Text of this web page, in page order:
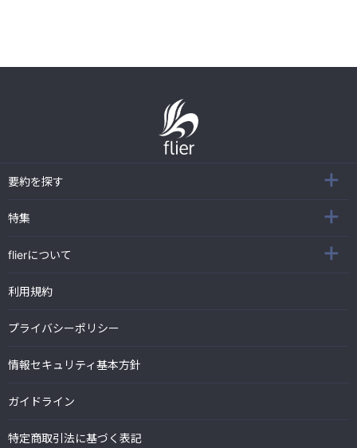
要約を探す
特集
flierについて
利用規約
プライバシーポリシー
情報セキュリティ基本方針
ガイドライン
特定商取引法に基づく表記